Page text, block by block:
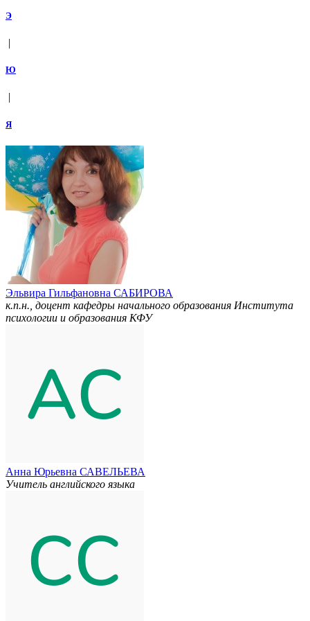
Э
|
Ю
Я
Эльвира Гильфановна САБИРОВА
к.п.н., доцент кафедры начального образования Института
психологии и образования КФУ
Анна Юрьевна САВЕЛЬЕВА
Учитель английского языка